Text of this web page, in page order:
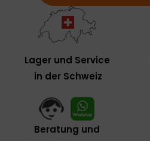
Lager und Service
in der Schweiz
Beratung und